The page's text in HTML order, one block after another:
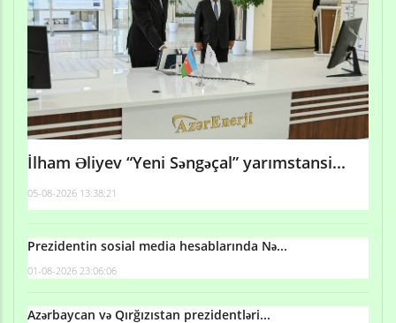
İlham Əliyev “Yeni Səngəçal” yarımstansi...
05-08-2026 13:38:21
Prezidentin sosial media hesablarında Nə...
01-08-2026 23:06:06
Azərbaycan və Qırğızıstan prezidentləri...